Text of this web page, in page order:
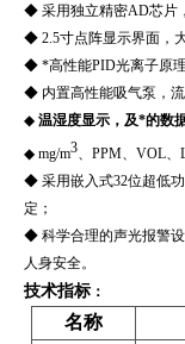
◆ 采用独立精密AD芯片
◆ 2.5寸点阵显示界面，
◆ *高性能PID光离子原
◆ 内置高性能吸气泵，流
◆ 温湿度显示，及*的数
◆ mg/m3 、PPM、VOL
◆ 采用嵌入式32位超低
定；
◆ 科学合理的声光报警
人身安全。
技术指标 ：
名称